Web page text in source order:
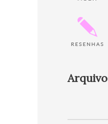
Arquivo